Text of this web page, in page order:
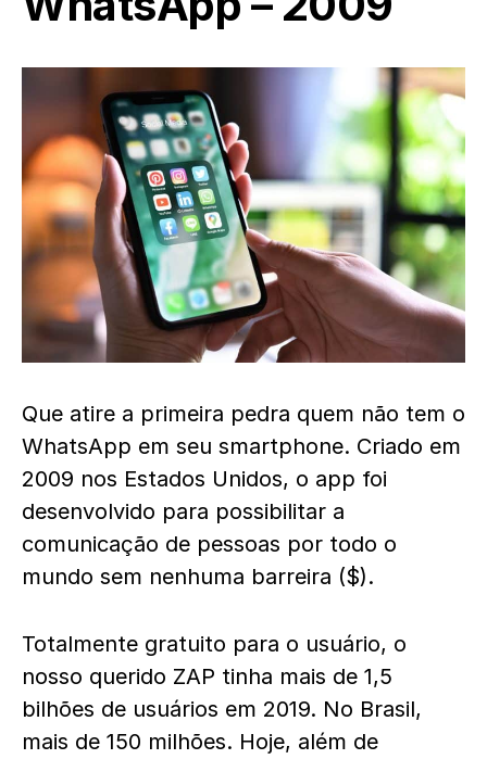
Que atire a primeira pedra quem não tem o
WhatsApp em seu smartphone. Criado em
2009 nos Estados Unidos, o app foi
desenvolvido para possibilitar a
comunicação de pessoas por todo o
mundo sem nenhuma barreira ($).
Totalmente gratuito para o usuário, o
nosso querido ZAP tinha mais de 1,5
bilhões de usuários em 2019. No Brasil,
mais de 150 milhões. Hoje, além de